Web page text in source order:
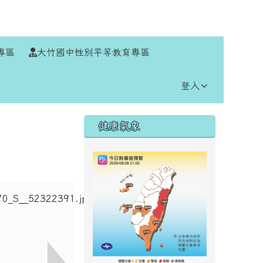
區 大竹國中性別平等教育專區
登入
右邊區域內容
健康氣象